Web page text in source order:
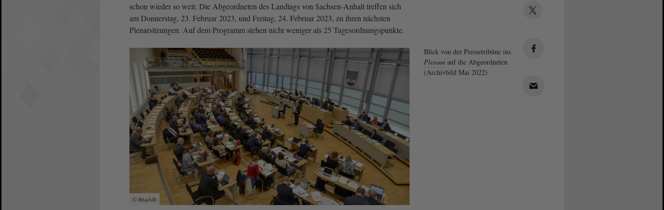
schon wieder so weit: Die Abgeordneten des Landtags von Sachsen-Anhalt treffen sich
am Donnerstag, 23. Februar 2023, und Freitag, 24. Februar 2023, zu ihren nächsten
Plenarsitzungen. Auf dem Programm stehen nicht weniger als 25 Tagesordnungspunkte.
© ltlsa/stb
Blick von der Pressetribüne ins
Plenumauf die Abgeordneten
(Archivbild Mai 2022)